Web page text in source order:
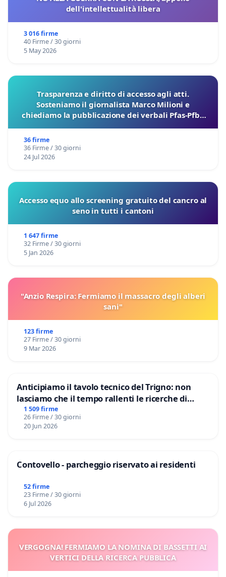
dell'intellettualità libera
3 016 firme
40 Firme / 30 giorni
5 May 2026
Trasparenza e diritto di accesso agli atti.
Sosteniamo il giornalista Marco Milioni e
chiediamo la pubblicazione dei verbali Pfas-Pfba
36 firme
36 Firme / 30 giorni
24 Jul 2026
Accesso equo allo screening gratuito del cancro al
seno in tutti i cantoni
1 647 firme
32 Firme / 30 giorni
5 Jan 2026
"Anzio Respira: Fermiamo il massacro degli alberi
sani"
123 firme
27 Firme / 30 giorni
9 Mar 2026
Anticipiamo il tavolo tecnico del Trigno: non
lasciamo che il tempo rallenti le ricerche di
Domenico Racanati
1 509 firme
26 Firme / 30 giorni
20 Jun 2026
Contovello - parcheggio riservato ai residenti
52 firme
23 Firme / 30 giorni
6 Jul 2026
VERGOGNA! FERMIAMO LA NOMINA DI BASSETTI AI
VERTICI DELLA RICERCA PUBBLICA